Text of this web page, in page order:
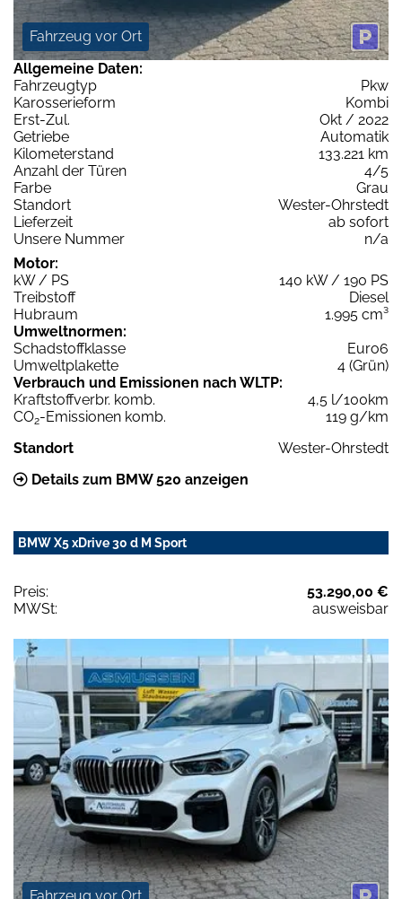
Fahrzeug vor Ort
Allgemeine Daten:
Fahrzeugtyp
Pkw
Karosserieform
Kombi
Erst-Zul.
Okt / 2022
Getriebe
Automatik
Kilometerstand
133.221 km
Anzahl der Türen
4/5
Farbe
Grau
Standort
Wester-Ohrstedt
Lieferzeit
ab sofort
Unsere Nummer
n/a
Motor:
kW / PS
140 kW / 190 PS
Treibstoff
Diesel
Hubraum
1.995 cm³
Umweltnormen:
Schadstoffklasse
Euro6
Umweltplakette
4 (Grün)
Verbrauch und Emissionen nach WLTP:
Kraftstoffverbr. komb.
4,5 l/100km
CO2-Emissionen komb.
119 g/km
Standort
Wester-Ohrstedt
Details zum BMW 520 anzeigen
BMW X5 xDrive 30 d M Sport
Preis:
53.290,00 €
MWSt:
ausweisbar